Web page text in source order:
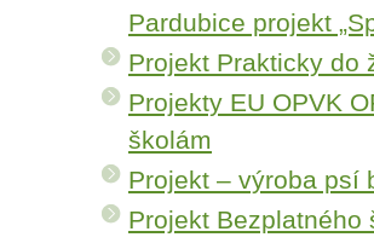
Pardubice projekt
Projekt Prakticky do
Projekty EU OPVK
školám
Projekt – výroba psí
Projekt